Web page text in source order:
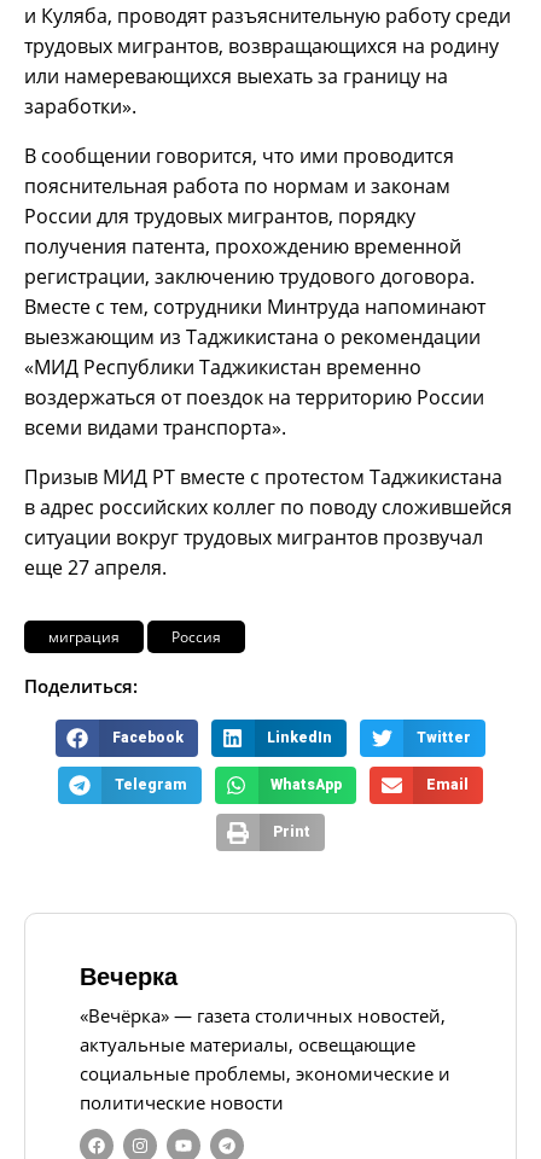
и Куляба, проводят разъяснительную работу среди
трудовых мигрантов, возвращающихся на родину
или намеревающихся выехать за границу на
заработки».
В сообщении говорится, что ими проводится
пояснительная работа по нормам и законам
России для трудовых мигрантов, порядку
получения патента, прохождению временной
регистрации, заключению трудового договора.
Вместе с тем, сотрудники Минтруда напоминают
выезжающим из Таджикистана о рекомендации
«МИД Республики Таджикистан временно
воздержаться от поездок на территорию России
всеми видами транспорта».
Призыв МИД РТ вместе с протестом Таджикистана
в адрес российских коллег по поводу сложившейся
ситуации вокруг трудовых мигрантов прозвучал
еще 27 апреля.
миграция Россия
Поделиться:
Facebook LinkedIn Twitter
Telegram WhatsApp Email
Print
Вечерка
«Вечёрка» — газета столичных новостей,
актуальные материалы, освещающие
социальные проблемы, экономические и
политические новости